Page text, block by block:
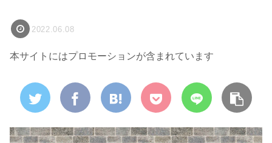
2022.06.08
本サイトにはプロモーションが含まれています